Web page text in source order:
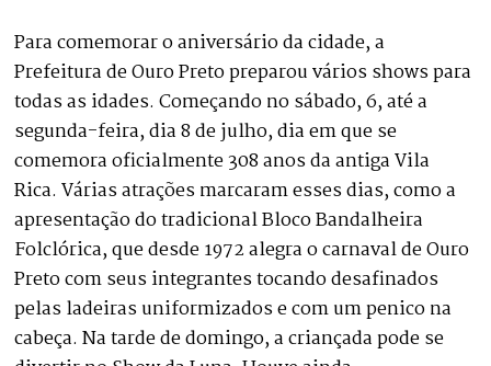
Para comemorar o aniversário da cidade, a
Prefeitura de Ouro Preto preparou vários shows para
todas as idades. Começando no sábado, 6, até a
segunda-feira, dia 8 de julho, dia em que se
comemora oficialmente 308 anos da antiga Vila
Rica. Várias atrações marcaram esses dias, como a
apresentação do tradicional Bloco Bandalheira
Folclórica, que desde 1972 alegra o carnaval de Ouro
Preto com seus integrantes tocando desafinados
pelas ladeiras uniformizados e com um penico na
cabeça. Na tarde de domingo, a criançada pode se